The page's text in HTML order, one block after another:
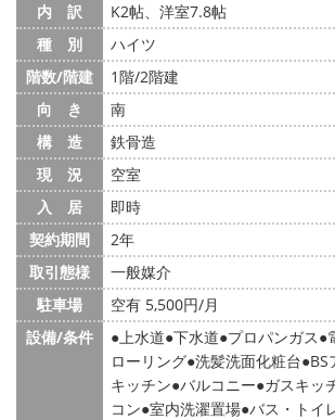
内 訳
K2帖、洋室7.8帖
種 別
ハイツ
階数/階建
1階/2階建
向 き
南
構 造
鉄骨造
現 況
空室
入 居
即時
契約期間
2年
取引態様
一般媒介
駐車場
空有 5,500円/月
設備/条件
上水道 下水道 プロパンガス
ローリング 洗髪洗面化粧台 BS
キッチン バルコニー ガスキッ
コン 室内洗濯置場 バス・トイ